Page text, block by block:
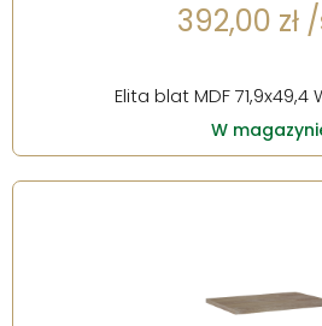
392,00 zł
Elita blat MDF 71,9x49,4
W